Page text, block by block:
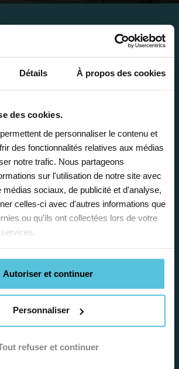
Détails À propos des cookies
des cookies.
de personnaliser le contenu et
des fonctionnalités relatives aux médias
notre trafic. Nous partageons
sur l'utilisation de notre site avec
médias sociaux, de publicité et d'analyse,
celles-ci avec d'autres informations que
ou qu'ils ont collectées lors de votre
Autoriser et continuer
Personnaliser
refuser et continuer
Acadomia
nombreux
près de chez vous, selon
vos horaires
de garantir le meilleur
nous organisons votre
en fonction de votre profil,